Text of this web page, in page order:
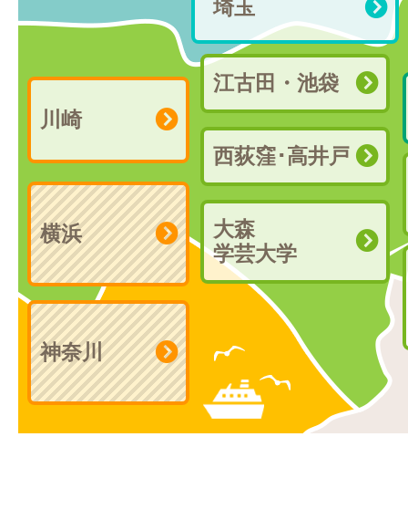
埼玉
神奈川
江古田・池袋
西荻窪･高井戸
大森
学芸大学
川崎
横浜